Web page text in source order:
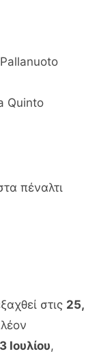
Quinto
πέναλτι
στις 25,
3 Ιουλίου,